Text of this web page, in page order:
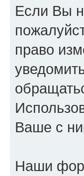
Если Вы
право
Ваше с
Наши